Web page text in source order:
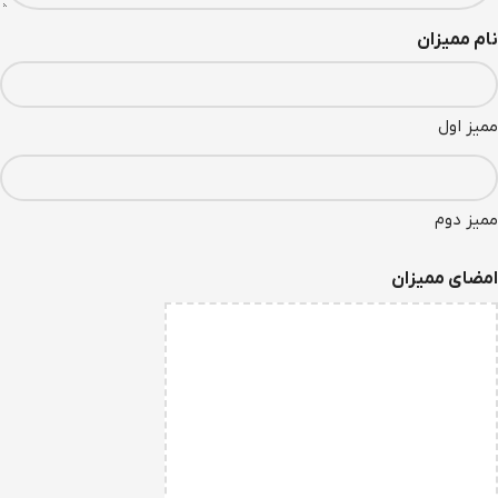
نام ممیزان
ممیز اول
ممیز دوم
امضای ممیزان